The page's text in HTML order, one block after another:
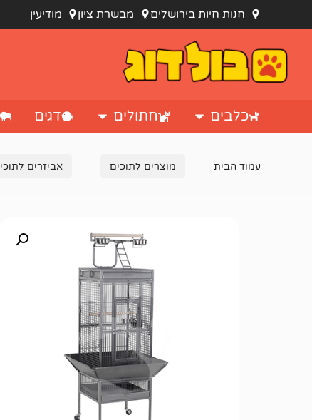
חנות חיות בירושלים מבשרת ציון מודיעין
כלבים חתולים דגים
עמוד הבית מוצרים לתוכים אביזרים לתוכי